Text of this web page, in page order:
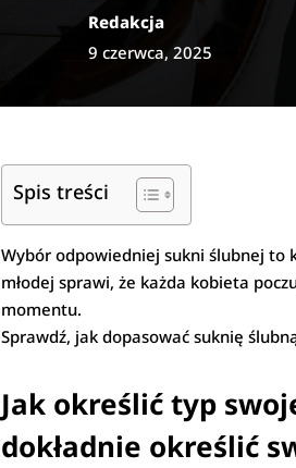
Redakcja
9 czerwca, 2025
Spis treści
Wybór odpowiedniej sukni ślubnej to
młodej sprawi, że każda kobieta
momentu.
Sprawdź, jak dopasować suknię
Jak określić typ
dokładnie określić